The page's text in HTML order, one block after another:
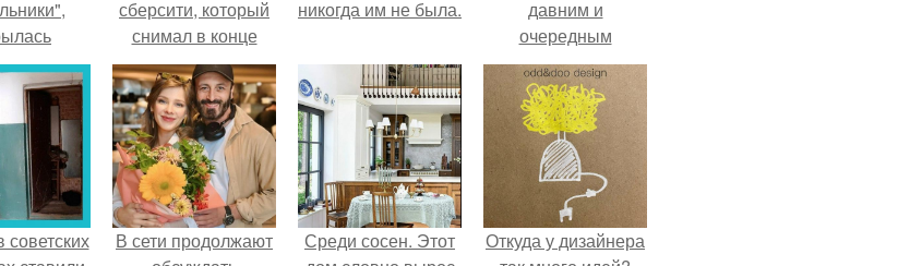
сберсити, который
снимал в конце
сентября в Москве.
никогда им не была.
давним и
очередным
неопубликованным
проектом.
В сети продолжают
Среди сосен. Этот
Откуда у дизайнера